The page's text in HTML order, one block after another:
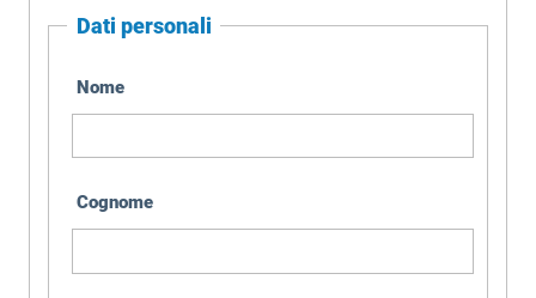
Dati personali
Nome
Cognome